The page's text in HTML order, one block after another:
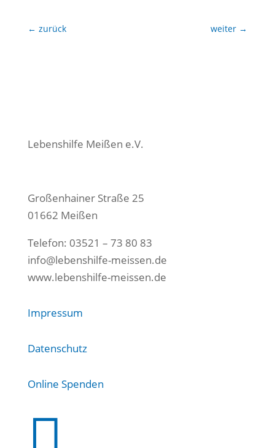
← zurück weiter →
Lebenshilfe Meißen e.V.
Großenhainer Straße 25
01662 Meißen
Telefon: 03521 – 73 80 83
info@lebenshilfe-meissen.de
www.lebenshilfe-meissen.de
Impressum
Datenschutz
Online Spenden